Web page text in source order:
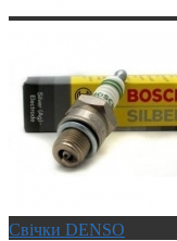
Свічки DENSO